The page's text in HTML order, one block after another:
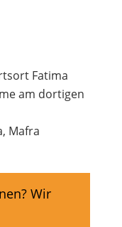
Fatima
am dortigen
Mafra
Wir